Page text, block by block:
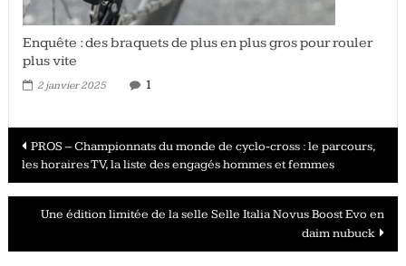
Enquête : des braquets de plus en plus gros pour rouler
plus vite
2 janvier 2025 1
Navigation
des
articles
PROS – Championnats du monde de cyclo-cross : le parcours,
les horaires TV, la liste des engagés hommes et femmes
Une édition limitée de la selle Selle Italia Novus Boost Evo en
daim nubuck